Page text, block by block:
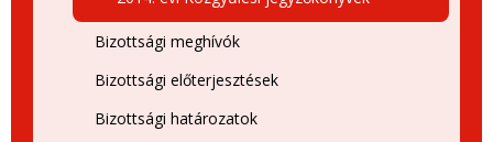
Bizottsági meghívók
Bizottsági előterjesztések
Bizottsági határozatok